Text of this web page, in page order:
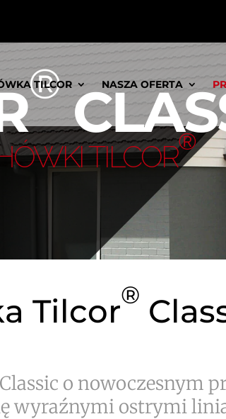
TILCOR NASZA OFERTA
®
TILCOR®
Tilcor®
o nowoczesnym
wyraźnymi ostrymi